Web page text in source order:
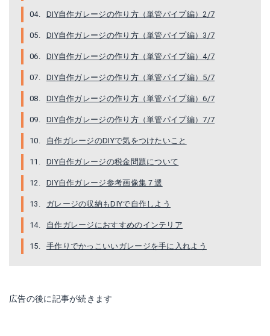
DIY自作ガレージの作り方（単管パイプ編）2/7
DIY自作ガレージの作り方（単管パイプ編）3/7
DIY自作ガレージの作り方（単管パイプ編）4/7
DIY自作ガレージの作り方（単管パイプ編）5/7
DIY自作ガレージの作り方（単管パイプ編）6/7
DIY自作ガレージの作り方（単管パイプ編）7/7
自作ガレージのDIYで気をつけたいこと
DIY自作ガレージの税金問題について
DIY自作ガレージ参考画像集７選
ガレージの収納もDIYで自作しよう
自作ガレージにおすすめのインテリア
手作りでかっこいいガレージを手に入れよう
広告の後に記事が続きます